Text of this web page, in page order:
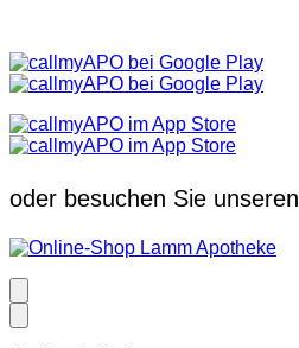
oder besuchen Sie unseren